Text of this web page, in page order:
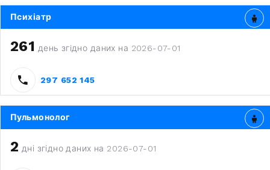
Психіатр
261 день згідно даних на 2026-07-01
297 652 145
Пульмонолог
2 дні згідно даних на 2026-07-01